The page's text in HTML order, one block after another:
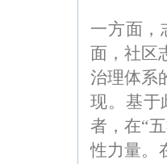
一方面，
面，社区
治理体系
现。基于
者，在“
性力量。